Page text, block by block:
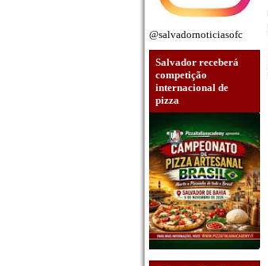
@salvadornoticiasofc
Salvador receberá
competição
internacional de
pizza